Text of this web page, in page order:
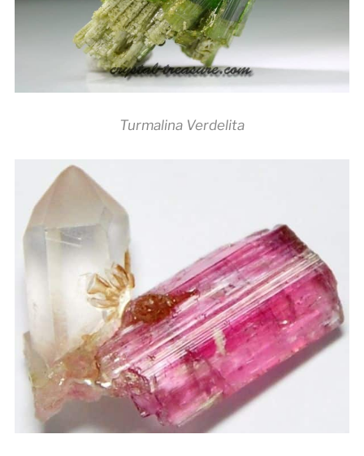
Turmalina Verdelita